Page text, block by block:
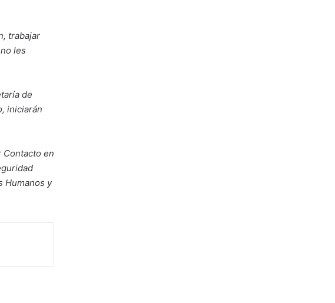
trabajar
les
de
iniciarán
Contacto en
Humanos y